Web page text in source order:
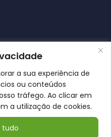
a sua experiência de
ou conteúdos
tráfego. Ao clicar em
a utilização de cookies.
tudo